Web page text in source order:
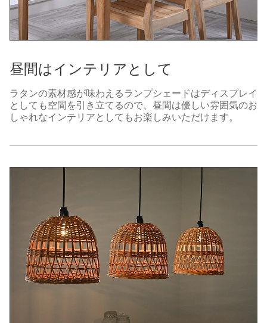
昼間はインテリアとして
ラタンの素材感が味わえるランプシェードはディスプレイ
としても空間を引き立てるので、昼間は優しい雰囲気のお
しゃれなインテリアとしてもお楽しみいただけます。